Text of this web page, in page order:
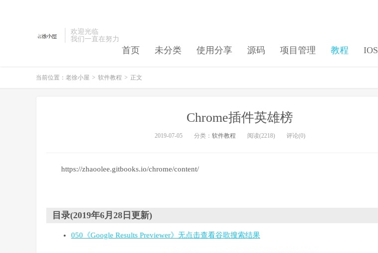
欢迎光临
我们一直在努力
首页 未分类 使用分享 源码 项目管理 教程 IOS
当前位置： 老徐小屋 > 软件教程 > 正文
Chrome插件英雄榜
2019-07-05 分类： 软件教程 阅读(2218) 评论(0)
https://zhaoolee.gitbooks.io/chrome/content/
目录(2019年6月28日更新)
050《Google Results Previewer》无点击查看谷歌搜索结果